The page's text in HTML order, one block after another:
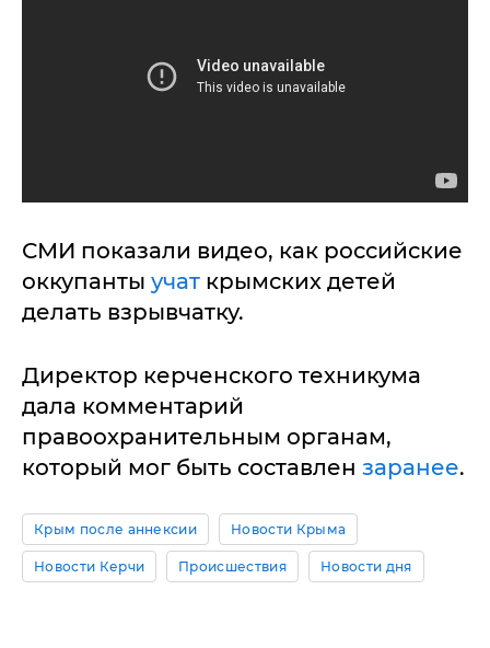
СМИ показали видео, как российские
оккупанты учат крымских детей
делать взрывчатку.
Директор керченского техникума
дала комментарий
правоохранительным органам,
который мог быть составлен заранее.
Крым после аннексии Новости Крыма
Новости Керчи Происшествия Новости дня